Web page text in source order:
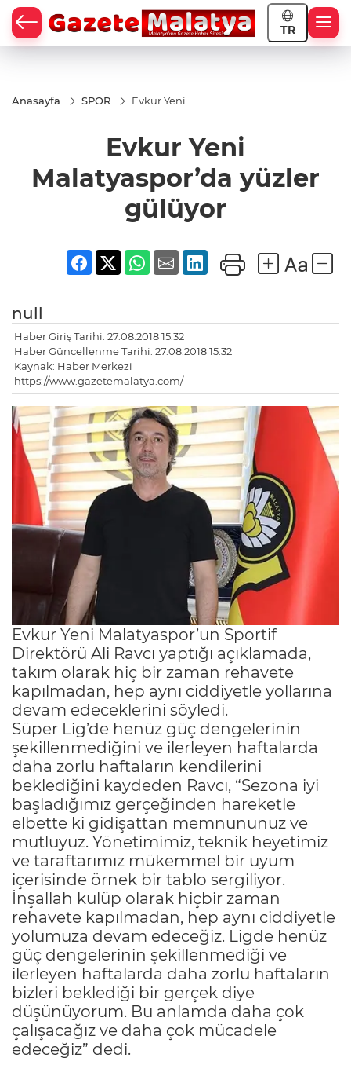
TR
Anasayfa SPOR
Evkur Yeni
Evkur Yeni
Malatyaspor’da yüzler
gülüyor
null
Haber Giriş Tarihi: 27.08.2018 15:32
Haber Güncellenme Tarihi: 27.08.2018 15:32
Kaynak: Haber Merkezi
https://www.gazetemalatya.com/
Evkur Yeni Malatyaspor’un Sportif
Direktörü Ali Ravcı yaptığı açıklamada,
takım olarak hiç bir zaman rehavete
kapılmadan, hep aynı ciddiyetle yollarına
devam edeceklerini söyledi.
Süper Lig’de henüz güç dengelerinin
şekillenmediğini ve ilerleyen haftalarda
daha zorlu haftaların kendilerini
beklediğini kaydeden Ravcı, “Sezona iyi
başladığımız gerçeğinden hareketle
elbette ki gidişattan memnununuz ve
mutluyuz. Yönetimimiz, teknik heyetimiz
ve taraftarımız mükemmel bir uyum
içerisinde örnek bir tablo sergiliyor.
İnşallah kulüp olarak hiçbir zaman
rehavete kapılmadan, hep aynı ciddiyetle
yolumuza devam edeceğiz. Ligde henüz
güç dengelerinin şekillenmediği ve
ilerleyen haftalarda daha zorlu haftaların
bizleri beklediği bir gerçek diye
düşünüyorum. Bu anlamda daha çok
çalışacağız ve daha çok mücadele
edeceğiz” dedi.